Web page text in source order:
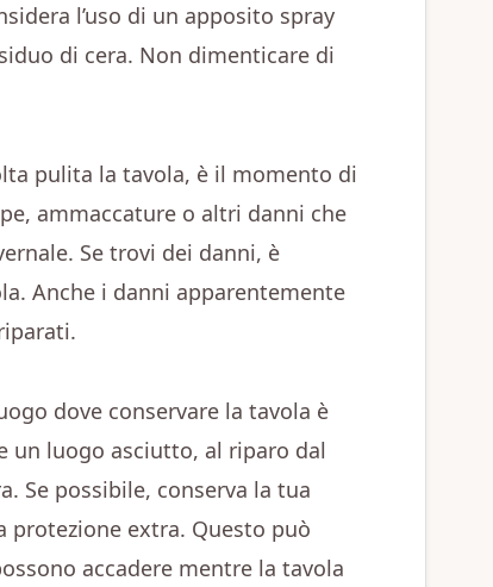
l’uso di un apposito spray
di cera. Non dimenticare di
pulita la tavola, è il momento di
ammaccature o altri danni che
Se trovi dei danni, è
Anche i danni apparentemente
dove conservare la tavola è
un luogo asciutto, al riparo dal
Se possibile, conserva la tua
extra. Questo può
accadere mentre la tavola